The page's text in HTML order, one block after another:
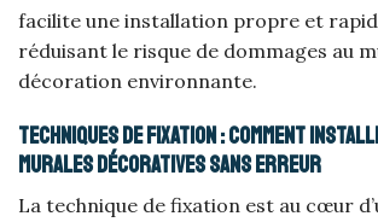
facilite une installation propre et
réduisant le risque de dommages au
décoration environnante.
Techniques de fixation : comment
murales décoratives sans erreur
La technique de fixation est au cœur